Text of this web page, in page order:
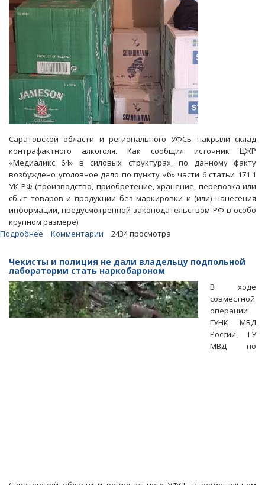
Саратовской области и регионального УФСБ накрыли склад
контрафактного алкоголя. Как сообщил источник ЦЖР
«Медиаликс 64» в силовых структурах, по данному факту
возбуждено уголовное дело по пункту «б» части 6 статьи 171.1
УК РФ (производство, приобретение, хранение, перевозка или
сбыт товаров и продукции без маркировки и (или) нанесения
информации, предусмотренной законодательством РФ в особо
крупном размере).
Подробнее
Саратове
задержан
крышуемый
силовиками
бутлегер
Комментарии 2434 просмотра
Чекисты и полиция не дали владельцу подпольной
лаборатории стать наркобароном
В ходе
совместной
операции
ГУНК МВД
России, ГУ
МВД по